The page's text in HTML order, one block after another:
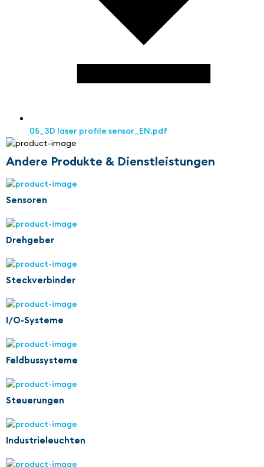
05_3D laser profile sensor_EN.pdf
Andere Produkte & Dienstleistungen
Sensoren
Drehgeber
Steckverbinder
I/O-Systeme
Feldbussysteme
Steuerungen
Industrieleuchten